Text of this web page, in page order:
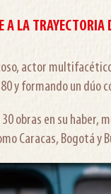
A LA TRAYECTORIA
actor
y formando un dúo
30 obras en su
Caracas, Bogotá y